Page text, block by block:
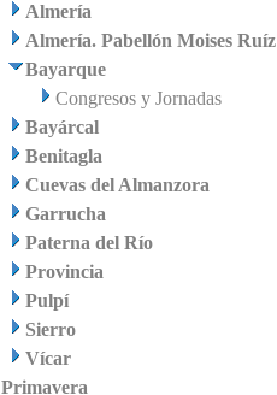
Almería
Almería. Pabellón Moises Ruíz
Bayarque
Congresos y Jornadas
Bayárcal
Benitagla
Cuevas del Almanzora
Garrucha
Paterna del Río
Provincia
Pulpí
Sierro
Vícar
Primavera